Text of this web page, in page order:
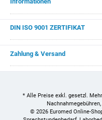
DIN ISO 9001 ZERTIFIKAT
Zahlung & Versand
* Alle Preise exkl. gesetzl.
© 2026 Euromed Online-